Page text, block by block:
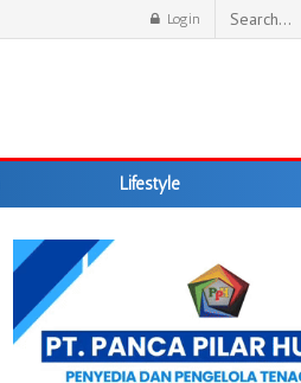
Login
Lifestyle